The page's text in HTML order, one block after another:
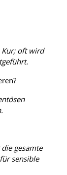
oft wird
gesamte
sensible